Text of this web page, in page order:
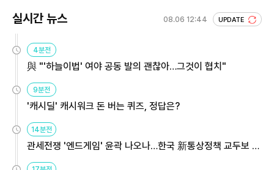
실시간 뉴스 08.06 12:44 UPDATE
4분전
與 "'하늘이법' 여야 공동 발의 괜찮아…그것이 협치"
9분전
'캐시딜' 캐시워크 돈 버는 퀴즈, 정답은?
14분전
관세전쟁 '엔드게임' 윤곽 나오나…한국 新통상정책 교두보 활
용해야